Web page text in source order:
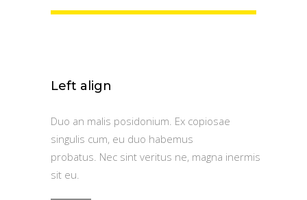
Left align
Duo an malis posidonium. Ex copiosae
singulis cum, eu duo habemus
probatus. Nec sint veritus ne, magna inermis
sit eu.